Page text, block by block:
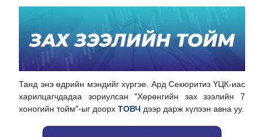
Танд энэ өдрийн мэндийг хүргэе. Ард Секюритиз ҮЦК-иас
харилцагчдадаа зориулсан "Хөрөнгийн зах зээлийн 7
хоногийн тойм"-ыг доорх ТОВЧ дээр дарж хүлээн авна уу.